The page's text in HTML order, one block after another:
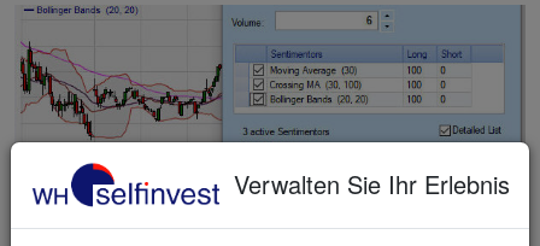
Verwalten Sie Ihr Erlebnis